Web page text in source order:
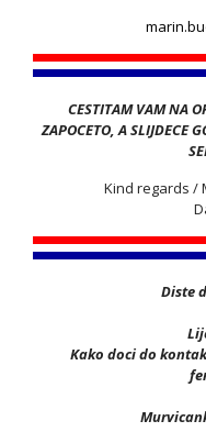
CESTITAM VAM NA
ZAPOCETO, A SLIJDECE
Kind regards /
Diste
Kako doci do